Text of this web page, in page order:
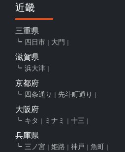
近畿
三重県
四日市 大門
滋賀県
浜大津
京都府
四条通り 先斗町通り
大阪府
キタ ミナミ 十三
兵庫県
三ノ宮 姫路 神戸 魚町